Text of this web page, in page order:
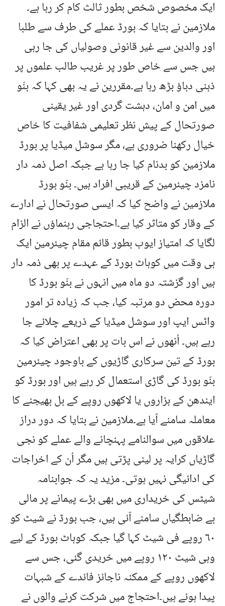
ایک مخصوص شخص بطور ثالث کام کر رہا ہے۔
ملازمین نے بتایا کہ بورڈ عملے کی طرف سے طلبا
اور والدین سے غیر قانونی وصولیاں کی جا رہی
ہیں جس سے خاص طور پر غریب طالب علموں پر
ذہنی دباؤ بڑھ رہا ہے۔مقررین نے یہ بھی کہا کہ بنّو
میں امن و امان، دہشت گردی اور غیر یقینی
صورتحال کے پیش نظر تعلیمی شفافیت کا خاص
خیال رکھنا ضروری ہے، مگر سوشل میڈیا پر بورڈ
ملازمین کو بدنام کیا جا رہا ہے جبکہ اصل ذمہ دار
نامزد چیئرمین کے قریبی افراد ہیں۔ بنّو بورڈ
ملازمین نے واضح کیا کہ ایسی صورتحال نے ادارے
کے وقار کو متاثر کیا ہے۔احتجاجی رہنماؤں نے الزام
لگایا کہ امتیاز ایوب بطور قائم مقام چیئرمین ایک
ہی وقت میں کوہاٹ بورڈ کے عہدے پر بھی ذمہ دار
ہیں اور گزشتہ دو ماہ میں انہوں نے بنّو بورڈ کا
دورہ محض دو مرتبہ کیا، جب کہ زیادہ تر امور
واٹس ایپ اور سوشل میڈیا کے ذریعے چلائے جا
رہے ہیں۔ اُنھوں نے اس بات پر بھی اعتراض کیا کہ
بورڈ کے تین سرکاری گاڑیوں کے باوجود چیئرمین
بنّو بورڈ کی گاڑی استعمال کر رہے ہیں اور بورڈ کو
ایندھن کے ہزاروں یا لاکھوں روپے کے بل بھیجنے کا
معاملہ سامنے آیا ہے۔ملازمین نے بتایا کہ دور دراز
علاقوں میں سوالنامے پہنچانے والے عملے کو نجی
گاڑیاں کرایہ پر لینی پڑتی ہیں مگر اُن کے اخراجات
کی ادائیگی نہیں ہوتی۔ مزید یہ کہ جوابنامہ
شیٹس کی خریداری میں بھی بڑے پیمانے پر مالی
بے ضابطگیاں سامنے آئی ہیں، جب بورڈ نے شیٹ کو
۶۰ روپے فی شیٹ کہا گیا جبکہ کوہاٹ بورڈ کے لیے
وہی شیٹ ۱۲۰ روپے میں خریدی گئی، جس سے
لاکھوں روپے کے ممکنہ ناجائز فائدے کے شبہات
پیدا ہوئے ہیں۔احتجاج میں شرکت کرنے والوں نے